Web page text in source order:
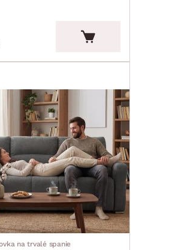
na trvalé spanie